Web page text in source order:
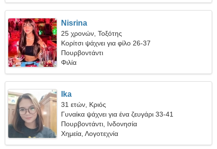
Nisrina
25 χρονών, Τοξότης
Κορίτσι ψάχνει για φίλο 26-37
Πουρβοντάντι
Φιλία
Ika
31 ετών, Κριός
Γυναίκα ψάχνει για ένα ζευγάρι 33-41
Πουρβοντάντι, Ινδονησία
Χημεία, Λογοτεχνία